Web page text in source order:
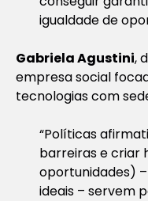
igualdade de
Gabriela Agustini,
empresa social
tecnologias com
“Políticas
barreiras e criar
oportunidades)
ideais – servem